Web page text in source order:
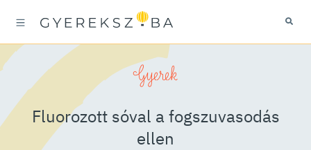
Gyerek
Fluorozott sóval a fogszuvasodás
ellen